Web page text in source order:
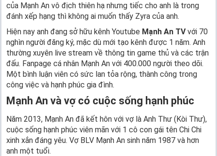
của Mạnh An vô địch thiên hạ nhưng tiếc cho anh là trong
đánh xếp hạng thì không ai muốn thấy Zyra của anh.
Hiện nay anh đang sở hữu kênh Youtube Mạnh An TVvới 70
nghìn người đăng ký, mặc dù mới tạo kênh được 1 năm. Anh
thường xuyên live stream về thông tin game thủ và các trận
đấu. Fanpage cá nhân Mạnh An với 400.000 người theo dõi.
Một bình luận viên có sức lan tỏa rộng, thành công trong
công việc và hạnh phúc gia đình.
Mạnh An và vợ có cuộc sống hạnh phúc
Năm 2013, Mạnh An đã kết hôn với vợ là Anh Thư (Kòi Thư),
cuộc sống hạnh phúc viên mãn với 1 cô con gái tên Chi Chi
xinh xắn đáng yêu. Vợ BLV Mạnh An sinh năm 1987 và hơn
anh một tuổi.